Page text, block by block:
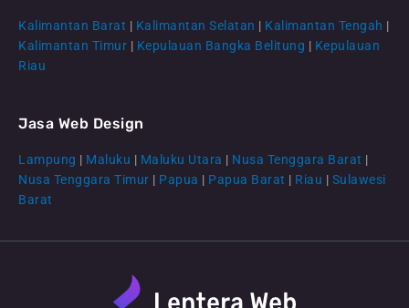
CS Lenteraweb
Kalimantan Barat | Kalimantan Selatan | Kalimantan Tengah |
Kalimantan Timur | Kepulauan Bangka Belitung | Kepulauan
Riau
Jasa Web Design
Lampung | Maluku | Maluku Utara | Nusa Tenggara Barat |
Nusa Tenggara Timur | Papua | Papua Barat | Riau | Sulawesi
Barat